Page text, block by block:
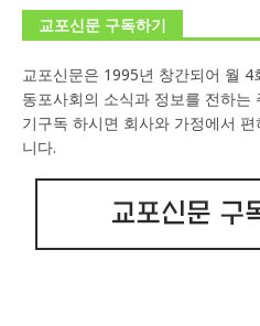
교포신문 구독하기
교포신문은 1995년 창간되어 월
동포사회의 소식과 정보를 전하는
기구독 하시면 회사와 가정에서
니다.